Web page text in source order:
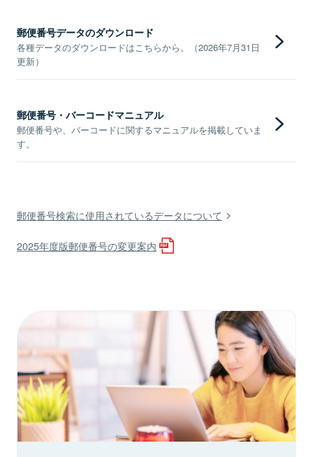
郵便番号データのダウンロード
各種データのダウンロードはこちらから。（2026年7月31日
更新）
郵便番号・バーコードマニュアル
郵便番号や、バーコードに関するマニュアルを掲載していま
す。
郵便番号検索に使用されているデータについて
2025年度版郵便番号の変更案内